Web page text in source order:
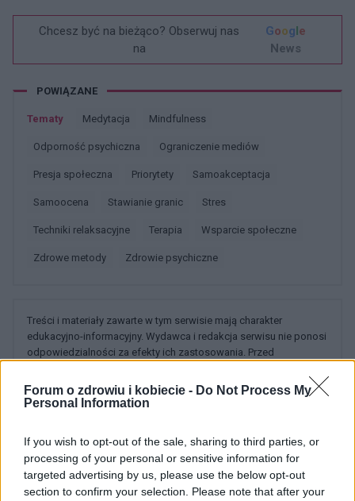
Forum o zdrowiu i kobiecie - Do Not Process My
Personal Information
If you wish to opt-out of the sale, sharing to third parties, or
processing of your personal or sensitive information for
targeted advertising by us, please use the below opt-out
section to confirm your selection. Please note that after your
Chcesz być na bieżąco? Obserwuj nas
na
Google
News
POWIĄZANE
Tematy Medytacja Mindfulness
Odporność psychiczna Ograniczenie mediów
Presja społeczna Priorytety Samoakceptacja
Samoocena Stawianie granic Stres
Techniki relaksacyjne Terapia Wsparcie społeczne
Zdrowe metody Zdrowie psychiczne
Treści i materiały zawarte w tym serwisie mają charakter
edukacyjno-informacyjny. Wydawca i redakcja serwisu nie ponosi
odpowiedzialności za efekty ich zastosowania. Przed
bezwzględnie skonsultować się z lekarzem.
POWIĄZANE DYSKUSJE NA FORUM Z
KATEGORIISTYL ŻYCIA